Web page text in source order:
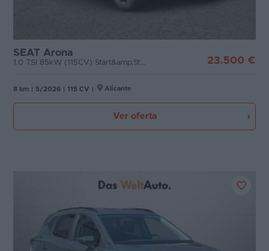
SEAT Arona
1.0 TSI 85kW (115CV) Start&amp;Stop FR 23.500 €
8 km 5/2026 115 CV Alicante
Ver oferta